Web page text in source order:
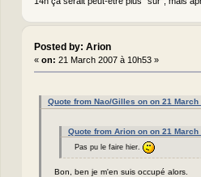
Posted by: Arion
« on: 21 March 2007 à 10h53 »
Quote from Nao/Gilles on on 21 March
Quote from Arion on on 21 March
Pas pu le faire hier.
Bon, ben je m'en suis occupé alors.